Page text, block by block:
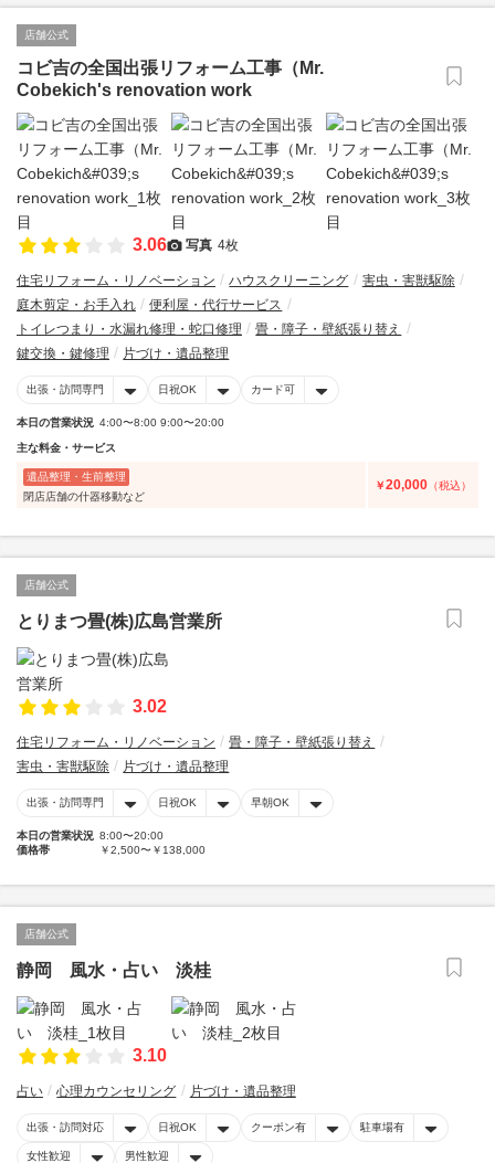
店舗公式
コビ吉の全国出張リフォーム工事（Mr.
Cobekich's renovation work
3.06 写真 4枚
住宅リフォーム・リノベーション ハウスクリーニング
害虫・害獣駆除
庭木剪定・お手入れ
便利屋・代行サービス
トイレつまり・水漏れ修理・蛇口修理
畳・障子・壁紙張り替え
鍵交換・鍵修理
片づけ・遺品整理
出張・訪問専門 日祝OK カード可
本日の営業状況 4:00〜8:00 9:00〜20:00
主な料金・サービス
遺品整理・生前整理
閉店店舗の什器移動など
￥20,000 （税込）
店舗公式
とりまつ畳(株)広島営業所
3.02
住宅リフォーム・リノベーション
畳・障子・壁紙張り替え
害虫・害獣駆除
片づけ・遺品整理
出張・訪問専門 日祝OK 早朝OK
本日の営業状況 8:00〜20:00
価格帯
￥2,500〜￥138,000
店舗公式
静岡 風水・占い 淡桂
3.10
占い 心理カウンセリング 片づけ・遺品整理
出張・訪問対応 日祝OK クーポン有 駐車場有
女性歓迎 男性歓迎